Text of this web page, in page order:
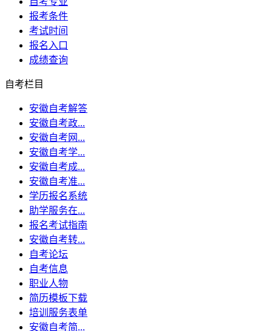
报考条件
考试时间
报名入口
成绩查询
自考栏目
安徽自考解答
安徽自考政...
安徽自考网...
安徽自考学...
安徽自考成...
安徽自考准...
学历报名系统
助学服务在...
报名考试指南
安徽自考转...
自考论坛
自考信息
职业人物
简历模板下载
培训服务表单
安徽自考简...